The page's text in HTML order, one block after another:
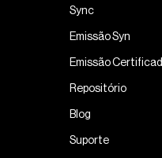
Sync
Emissão Syn
Emissão
Repositório
Blog
Suporte